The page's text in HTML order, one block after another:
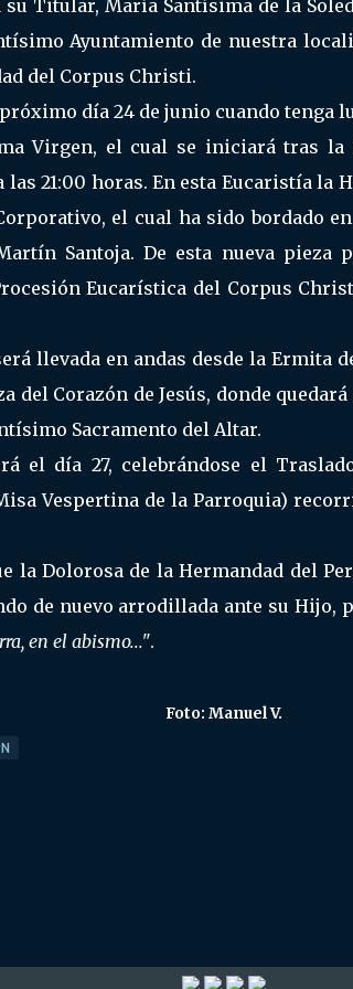
su Titular, María Santísima de la
Ayuntamiento de nuestra
del Corpus Christi.
día 24 de junio cuando tenga
Virgen, el cual se iniciará tras la
las 21:00 horas. En esta Eucaristía la
el cual ha sido bordado
Santoja. De esta nueva pieza
Eucarística del Corpus
llevada en andas desde la Ermita
del Corazón de Jesús, donde
Sacramento del Altar.
el día 27, celebrándose el
Vespertina de la Parroquia)
la Dolorosa de la Hermandad del
de nuevo arrodillada ante su Hijo,
en el abismo...".
Foto: Manuel V.